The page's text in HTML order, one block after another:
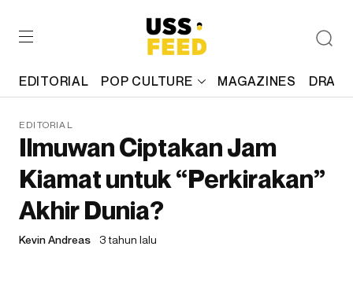
EDITORIAL POP CULTURE MAGAZINES
EDITORIAL
Ilmuwan Ciptakan Jam
Kiamat untuk “Perkirakan”
Akhir Dunia?
Kevin Andreas 3 tahun lalu